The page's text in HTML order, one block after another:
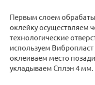
Первым слоем
оклейку осуществляем
технологические
используем
оклеиваем место
укладываем Сплэн 4 мм.